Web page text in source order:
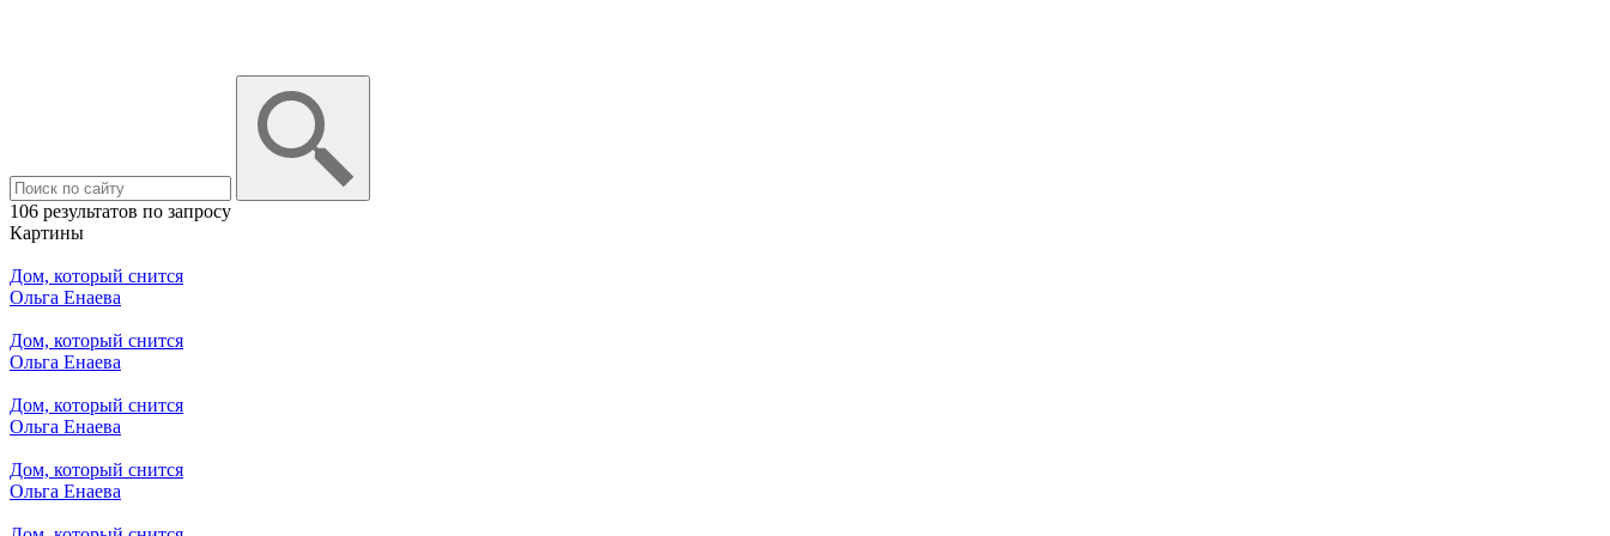
106 результатов по запросу
Картины
Дом, который снится
Ольга Енаева
Дом, который снится
Ольга Енаева
Дом, который снится
Ольга Енаева
Дом, который снится
Ольга Енаева